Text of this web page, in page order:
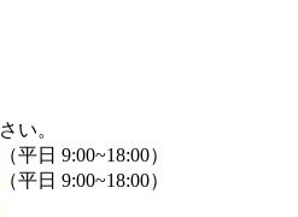
い。
（平日 9:00~18:00）
（平日 9:00~18:00）